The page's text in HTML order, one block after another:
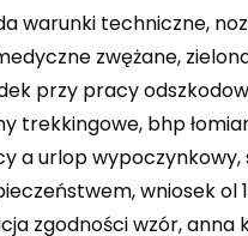
warunki techniczne,
zwężane,
przy pracy
trekkingowe, bhp
a urlop wypoczynkowy,
wniosek ol
zgodności wzór, anna